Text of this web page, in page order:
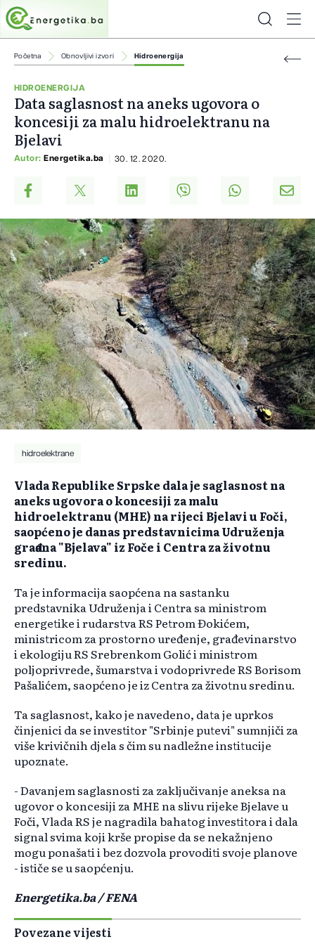
Početna Obnovljivi izvori Hidroenergija
HIDROENERGIJA
Data saglasnost na aneks ugovora o
koncesiji za malu hidroelektranu na
Bjelavi
Autor: Energetika.ba 30. 12. 2020.
hidroelektrane
Vlada Republike Srpske dala je saglasnost na
aneks ugovora o koncesiji za malu
hidroelektranu (MHE) na rijeci Bjelavi u Foči,
saopćeno je danas predstavnicima Udruženja
građana "Bjelava" iz Foče i Centra za životnu
sredinu.
Ta je informacija saopćena na sastanku
predstavnika Udruženja i Centra sa ministrom
energetike i rudarstva RS Petrom Đokićem,
ministricom za prostorno uređenje, građevinarstvo
i ekologiju RS Srebrenkom Golić i ministrom
poljoprivrede, šumarstva i vodoprivrede RS Borisom
Pašalićem, saopćeno je iz Centra za životnu sredinu.
Ta saglasnost, kako je navedeno, data je uprkos
činjenici da se investitor "Srbinje putevi" sumnjiči za
više krivičnih djela s čim su nadležne institucije
upoznate.
- Davanjem saglasnosti za zaključivanje aneksa na
ugovor o koncesiji za MHE na slivu rijeke Bjelave u
Foči, Vlada RS je nagradila bahatog investitora i dala
signal svima koji krše propise da se nekažnjeno
mogu ponašati i bez dozvola provoditi svoje planove
- ističe se u saopćenju.
Energetika.ba / FENA
Povezane vijesti